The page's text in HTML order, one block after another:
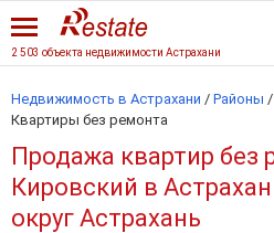
2 503 объекта недвижимости Астрахани
Недвижимость в Астрахани / Районы /
Квартиры без ремонта
Продажа квартир без
Кировский в
округ Астрахань